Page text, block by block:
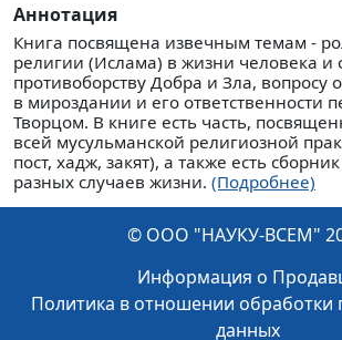
Аннотация
Книга посвящена извечным темам -
религии (Ислама) в жизни человека и
противоборству Добра и Зла, вопросу
в мироздании и его ответственности
Творцом. В книге есть часть,
всей мусульманской религиозной
пост, хадж, закят), а также есть
разных случаев жизни. (Подробнее)
© ООО "НАУКУ-ВСЕМ"
Информация о
Политика в отношении обработки
данных